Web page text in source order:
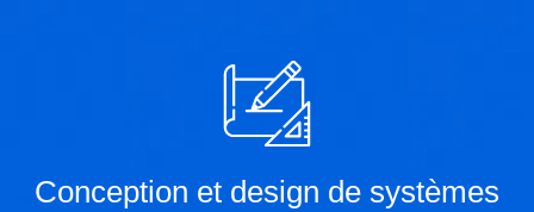
Conception et design de systèmes